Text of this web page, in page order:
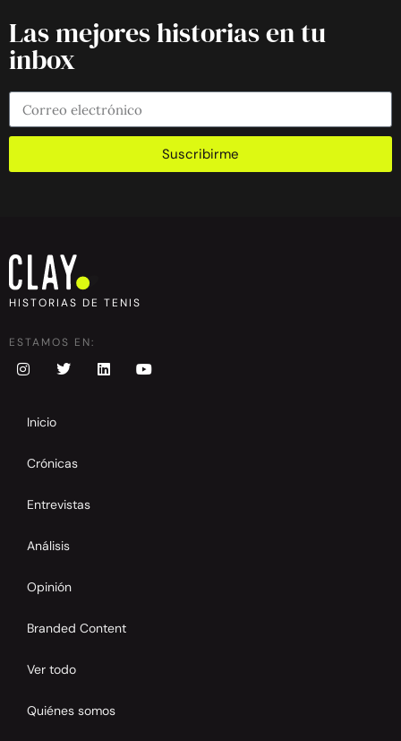
Las mejores historias en tu
inbox
Suscribirme
HISTORIAS DE TENIS
ESTAMOS EN:
Inicio
Crónicas
Entrevistas
Análisis
Opinión
Branded Content
Ver todo
Quiénes somos